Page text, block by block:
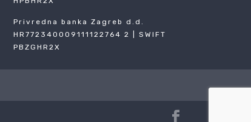
Privredna banka Zagreb d.d.
HR772340009111122764 2 | SWIFT
PBZGHR2X